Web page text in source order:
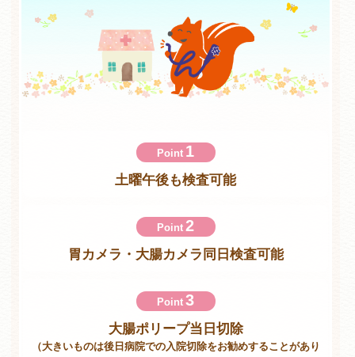
Point 1
土曜午後も検査可能
Point 2
胃カメラ・大腸カメラ同日検査可能
Point 3
大腸ポリープ当日切除
（大きいものは後日病院での入院切除をお勧めすることがあり